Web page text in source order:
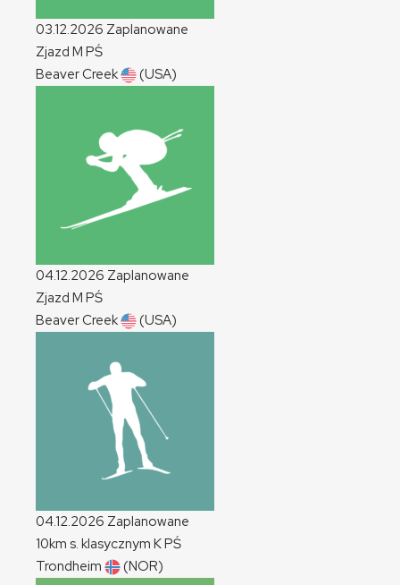
03.12.2026 Zaplanowane
Zjazd M PŚ
Beaver Creek
(USA)
04.12.2026 Zaplanowane
Zjazd M PŚ
Beaver Creek
(USA)
04.12.2026 Zaplanowane
10km s. klasycznym KPŚ
Trondheim
(NOR)